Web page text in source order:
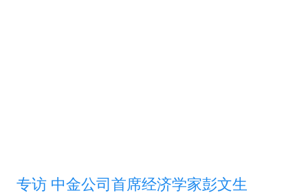
专访 中金公司首席经济学家彭文生